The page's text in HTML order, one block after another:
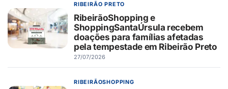
RIBEIRÃO PRETO
RibeirãoShopping e
ShoppingSantaÚrsula recebem
doações para famílias afetadas
pela tempestade em Ribeirão Preto
27/07/2026
RIBEIRÃOSHOPPING